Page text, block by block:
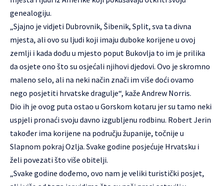
genealogiju.
„Sjajno je vidjeti Dubrovnik, Šibenik, Split, sva ta divna
mjesta, ali ovo su ljudi koji imaju duboke korijene u ovoj
zemlji i kada dođu u mjesto poput Bukovlja to im je prilika
da osjete ono što su osjećali njihovi djedovi. Ovo je skromno
maleno selo, ali na neki način znači im više doći ovamo
nego posjetiti hrvatske dragulje“, kaže Andrew Norris.
Dio ih je ovog puta ostao u Gorskom kotaru jer su tamo neki
uspjeli pronaći svoju davno izgubljenu rodbinu. Robert Jerin
također ima korijene na području županije, točnije u
Slapnom pokraj Ozlja. Svake godine posjećuje Hrvatsku i
želi povezati što više obitelji.
„Svake godine dođemo, ovo nam je veliki turistički posjet,